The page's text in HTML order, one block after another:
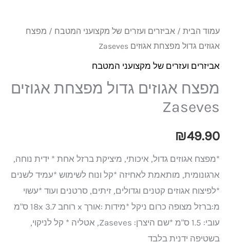
עמוד הבית / אביזרים ועזרים של מקצועני המטבח / מפצח
אגוזים גדול מפצחת אגוזים Zaseves
אביזרים ועזרים של מקצועני המטבח
מפצח אגוזים גדול מפצחת אגוזים
Zaseves
₪49.90
*מפצח אגוזים גדול, איכותי, מיציקת ברזל אחת * ידית נוחה,
ארגונומית, מותאמת לאחיזה *קל ונוח לשימוש *עמיד לשנים
*לפיצוח אגוזים קטנים וגדולים, זיתים, סרטנים ועוד *עשוי
מ:ברזל מצופה כרום ניקל *מידות :אורך x רוחב 3.7 18x ס"מ
עובי: 1.5 ס"מ *שם היצרן: Zaseves, אטליה * קל לניקוי,
בשטיפה ידנית בלבד